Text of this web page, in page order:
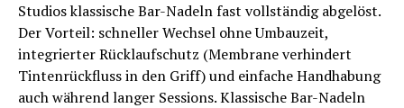
Studios klassische Bar-Nadeln fast vollständig abgelöst.
Der Vorteil: schneller Wechsel ohne Umbauzeit,
integrierter Rücklaufschutz (Membrane verhindert
Tintenrückfluss in den Griff) und einfache Handhabung
auch während langer Sessions. Klassische Bar-Nadeln